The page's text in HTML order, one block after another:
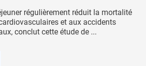
régulièrement réduit la mortalité
et aux accidents
conclut cette étude de ...